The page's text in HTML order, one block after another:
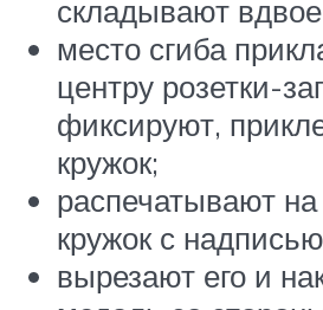
складывают
место сгиба
центру розетки-
фиксируют,
кружок;
распечатывают
кружок с
вырезают его и